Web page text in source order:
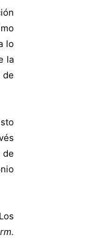
lo
la
de